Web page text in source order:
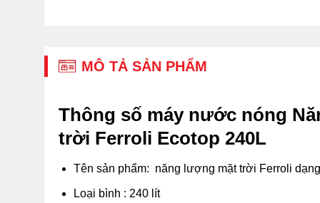
MÔ TẢ SẢN PHẨM
Thông số máy nước nóng
trời Ferroli Ecotop 240L
Tên sản phẩm: năng lượng mặt trời Ferroli
Loại bình : 240 lít